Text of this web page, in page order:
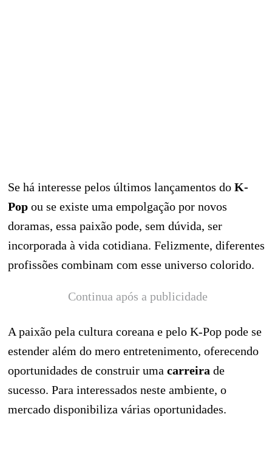
Se há interesse pelos últimos lançamentos do K-
Pop ou se existe uma empolgação por novos
doramas, essa paixão pode, sem dúvida, ser
incorporada à vida cotidiana. Felizmente, diferentes
profissões combinam com esse universo colorido.
Continua após a publicidade
A paixão pela cultura coreana e pelo K-Pop pode se
estender além do mero entretenimento, oferecendo
oportunidades de construir uma carreira de
sucesso. Para interessados neste ambiente, o
mercado disponibiliza várias oportunidades.